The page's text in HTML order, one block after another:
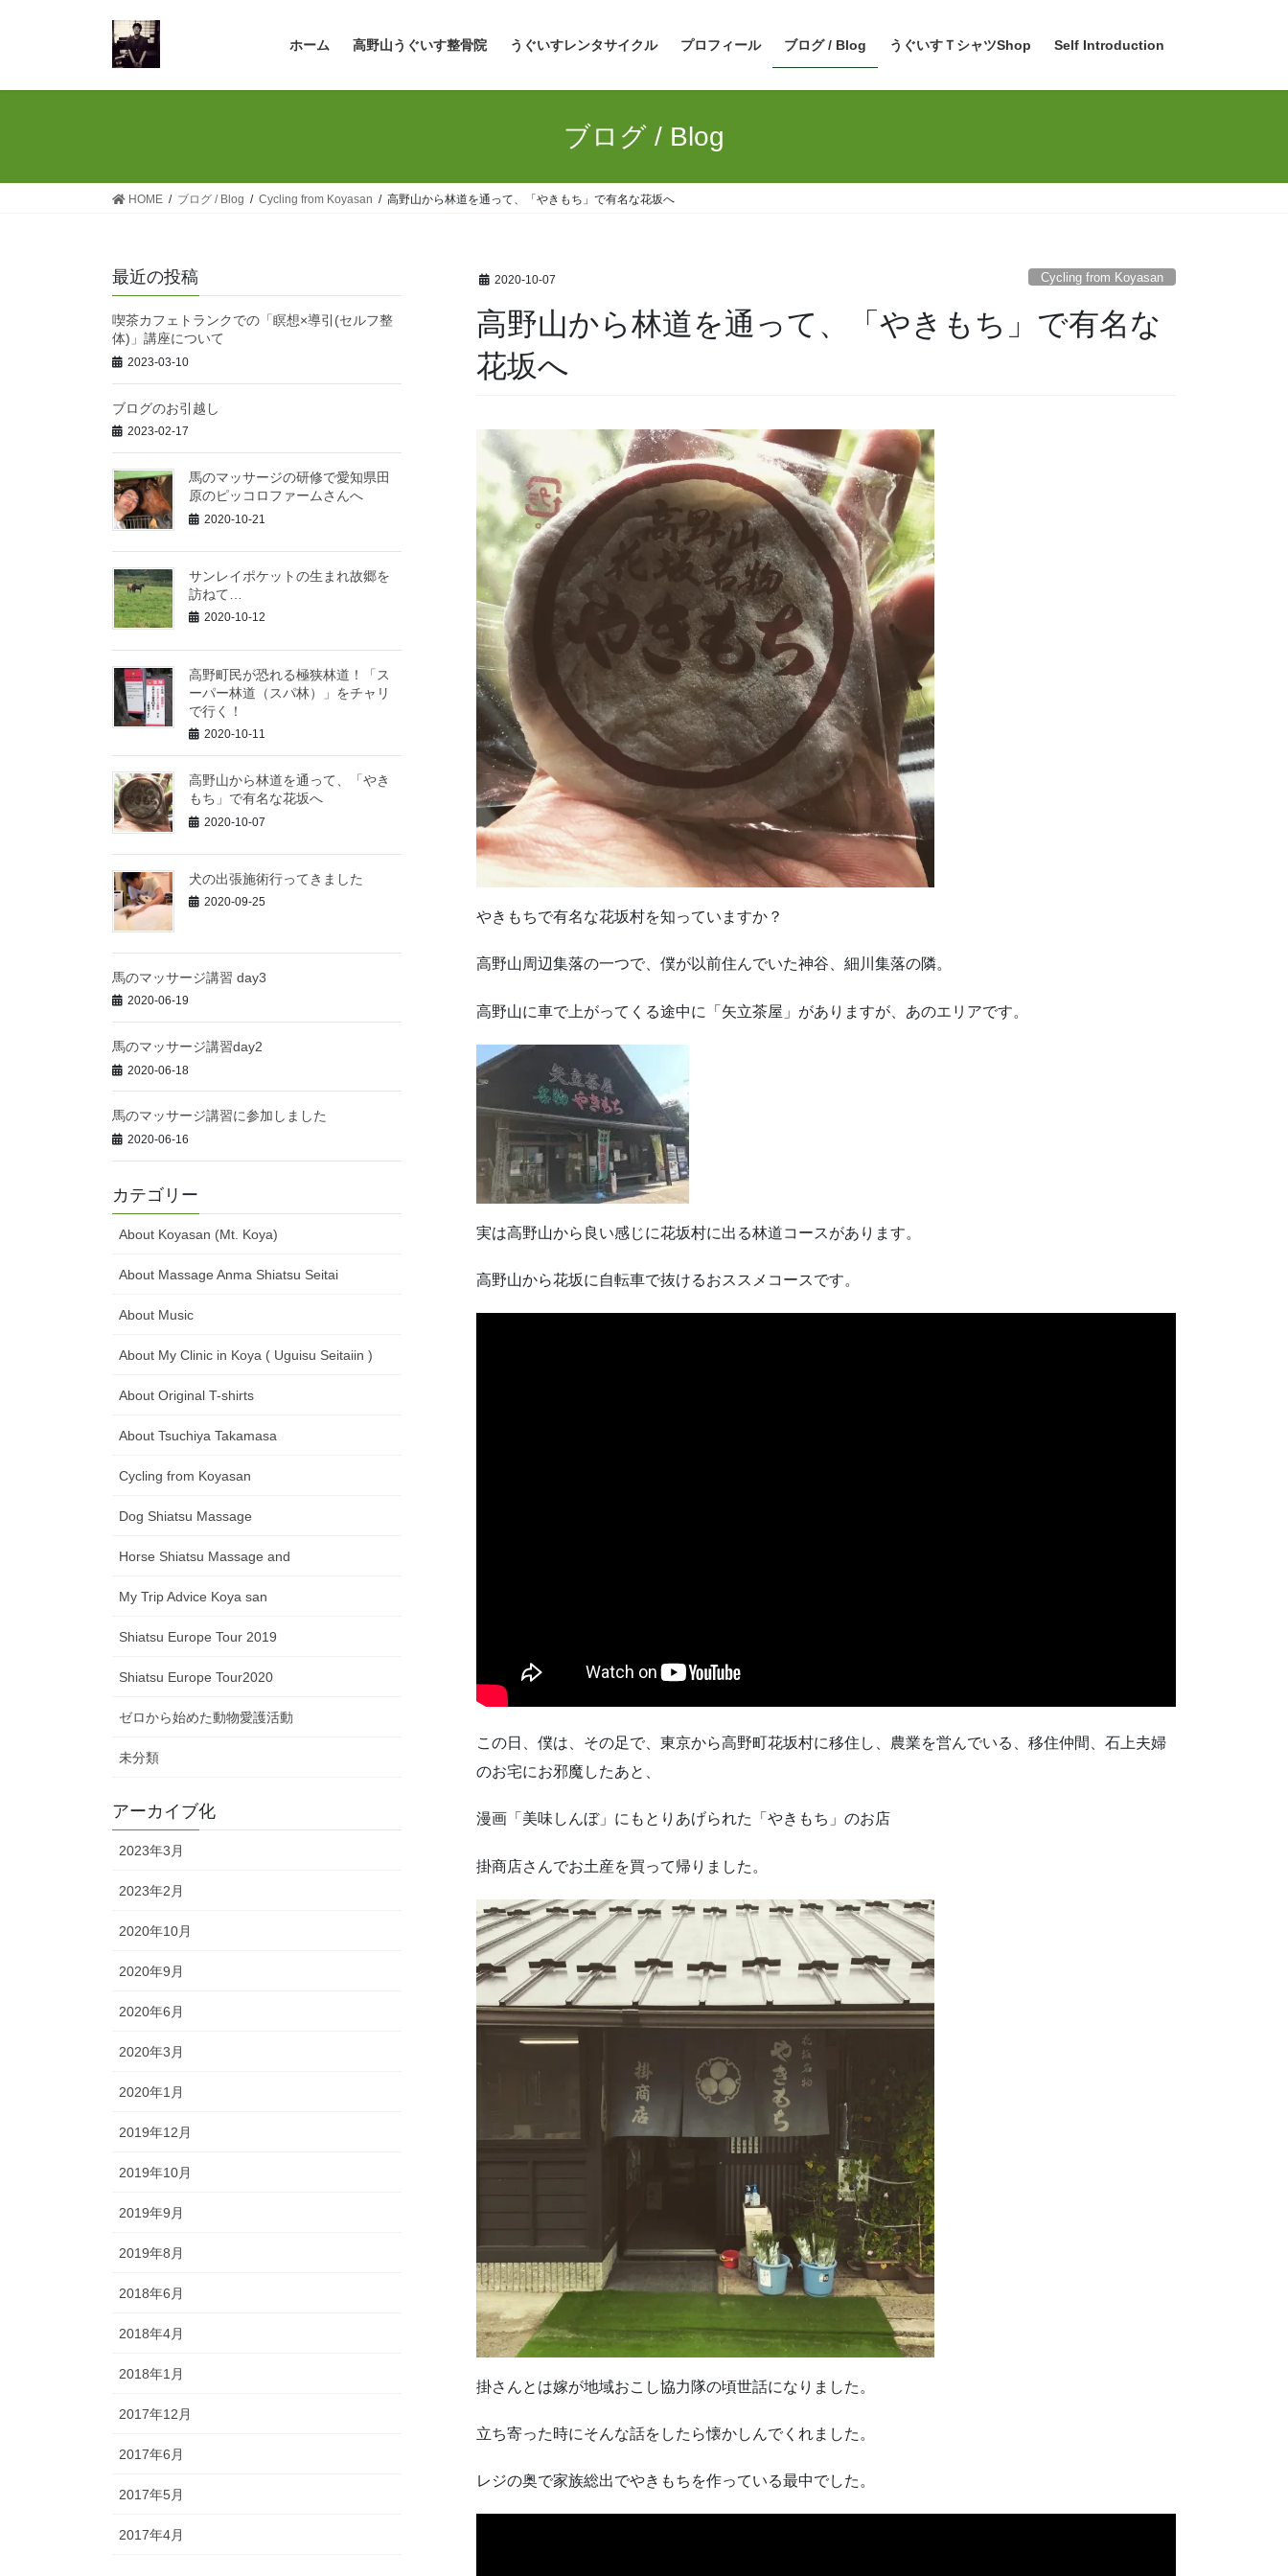
ホーム 高野山うぐいす整骨院 うぐいすレンタサイクル プロフィール ブログ / Blog うぐいすＴシャツShop Self Introduction
ブログ / Blog
HOME ブログ / Blog Cycling from Koyasan 高野山から林道を通って、「やきもち」で有名な花坂へ
2020-10-07 Cycling from Koyasan
高野山から林道を通って、「やきもち」で有名な
花坂へ
やきもちで有名な花坂村を知っていますか？
高野山周辺集落の一つで、僕が以前住んでいた神谷、細川集落の隣。
高野山に車で上がってくる途中に「矢立茶屋」がありますが、あのエリアです。
実は高野山から良い感じに花坂村に出る林道コースがあります。
高野山から花坂に自転車で抜けるおススメコースです。
この日、僕は、その足で、東京から高野町花坂村に移住し、農業を営んでいる、移住仲間、石上夫婦
のお宅にお邪魔したあと、
漫画「美味しんぼ」にもとりあげられた「やきもち」のお店
掛商店さんでお土産を買って帰りました。
掛さんとは嫁が地域おこし協力隊の頃世話になりました。
立ち寄った時にそんな話をしたら懐かしんでくれました。
レジの奥で家族総出でやきもちを作っている最中でした。
最近の投稿
喫茶カフェトランクでの「瞑想×導引(セルフ整
体)」講座について
2023-03-10
ブログのお引越し
2023-02-17
馬のマッサージの研修で愛知県田
原のピッコロファームさんへ
2020-10-21
サンレイポケットの生まれ故郷を
訪ねて…
2020-10-12
高野町民が恐れる極狭林道！「ス
ーパー林道（スパ林）」をチャリ
で行く！
2020-10-11
高野山から林道を通って、「やき
もち」で有名な花坂へ
2020-10-07
犬の出張施術行ってきました
2020-09-25
馬のマッサージ講習 day3
2020-06-19
馬のマッサージ講習day2
2020-06-18
馬のマッサージ講習に参加しました
2020-06-16
カテゴリー
About Koyasan (Mt. Koya)
About Massage Anma Shiatsu Seitai
About Music
About My Clinic in Koya ( Uguisu Seitaiin )
About Original T-shirts
About Tsuchiya Takamasa
Cycling from Koyasan
Dog Shiatsu Massage
Horse Shiatsu Massage and
My Trip Advice Koya san
Shiatsu Europe Tour 2019
Shiatsu Europe Tour2020
ゼロから始めた動物愛護活動
未分類
アーカイブ化
2023年3月
2023年2月
2020年10月
2020年9月
2020年6月
2020年3月
2020年1月
2019年12月
2019年10月
2019年9月
2019年8月
2018年6月
2018年4月
2018年1月
2017年12月
2017年6月
2017年5月
2017年4月